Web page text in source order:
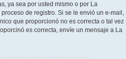
ya sea por usted mismo o por La
de registro. Si se le envió un e-mail,
que proporcionó no es correcta o tal vez
es correcta, envíe un mensaje a La